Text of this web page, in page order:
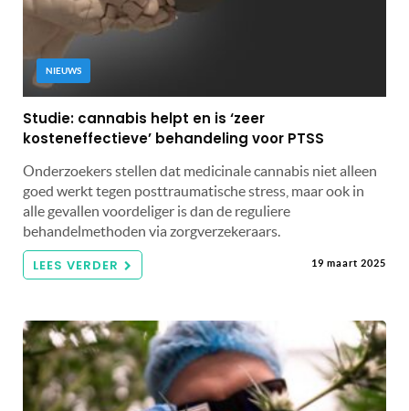
NIEUWS
Studie: cannabis helpt en is ‘zeer
kosteneffectieve’ behandeling voor PTSS
Onderzoekers stellen dat medicinale cannabis niet alleen
goed werkt tegen posttraumatische stress, maar ook in
alle gevallen voordeliger is dan de reguliere
behandelmethoden via zorgverzekeraars.
LEES VERDER 19 maart 2025